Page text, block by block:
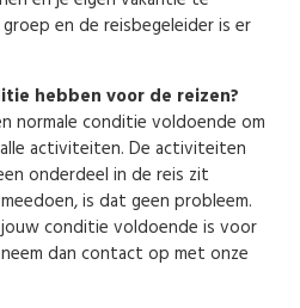
en de reisbegeleider is er
hebben voor de reizen?
normale conditie voldoende om
activiteiten. De activiteiten
onderdeel in de reis zit
is dat geen probleem.
conditie voldoende is voor
dan contact op met onze